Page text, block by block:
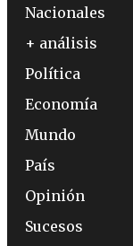
Nacionales
+ análisis
Política
Economía
Mundo
País
Opinión
Sucesos